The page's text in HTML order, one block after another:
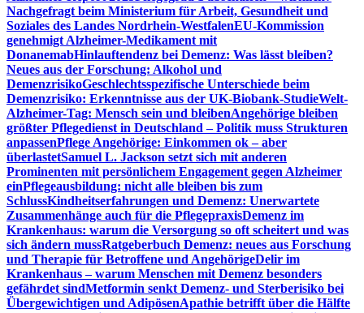
Nachgefragt beim Ministerium für Arbeit, Gesundheit und
Soziales des Landes Nordrhein-WestfalenEU-Kommission
genehmigt Alzheimer-Medikament mit
DonanemabHinlauftendenz bei Demenz: Was lässt bleiben?
Neues aus der Forschung: Alkohol und
DemenzrisikoGeschlechtsspezifische Unterschiede beim
Demenzrisiko: Erkenntnisse aus der UK-Biobank-StudieWelt-
Alzheimer-Tag: Mensch sein und bleibenAngehörige bleiben
größter Pflegedienst in Deutschland – Politik muss Strukturen
anpassenPflege Angehörige: Einkommen ok – aber
überlastetSamuel L. Jackson setzt sich mit anderen
Prominenten mit persönlichem Engagement gegen Alzheimer
einPflegeausbildung: nicht alle bleiben bis zum
SchlussKindheitserfahrungen und Demenz: Unerwartete
Zusammenhänge auch für die PflegepraxisDemenz im
Krankenhaus: warum die Versorgung so oft scheitert und was
sich ändern mussRatgeberbuch Demenz: neues aus Forschung
und Therapie für Betroffene und AngehörigeDelir im
Krankenhaus – warum Menschen mit Demenz besonders
gefährdet sindMetformin senkt Demenz- und Sterberisiko bei
Übergewichtigen und AdipösenApathie betrifft über die Hälfte